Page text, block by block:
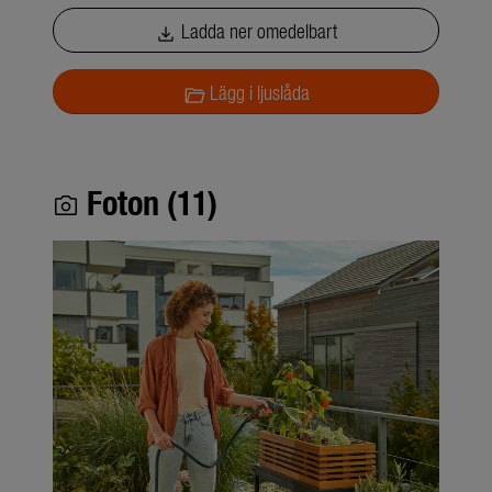
download Ladda ner omedelbart
folder_openLägg i ljuslåda
photo_camera Foton (11)